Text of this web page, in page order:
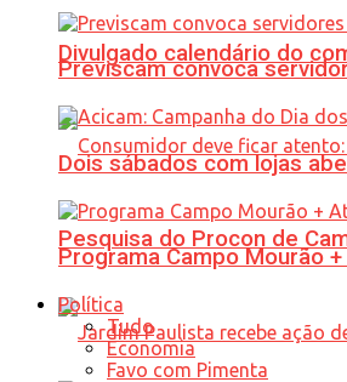
Divulgado calendário do
Pesquisa do Procon de
Previscam convoca
Dois sábados com lojas
Programa Campo Mourão
Política
Tudo
Economia
Favo com Pimenta